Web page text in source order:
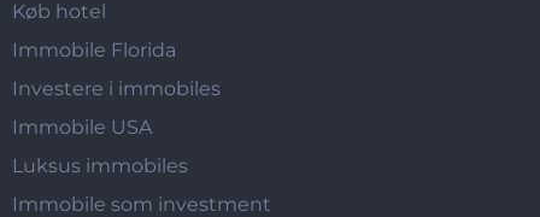
Køb hotel
Immobile Florida
Investere i immobiles
Immobile USA
Luksus immobiles
Immobile som investment